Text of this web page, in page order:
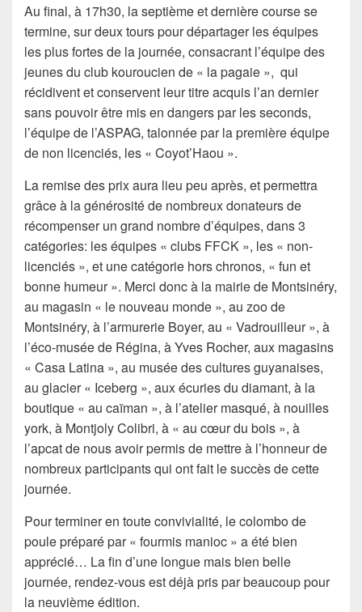
Au final, à 17h30, la septième et dernière course se
termine, sur deux tours pour départager les équipes
les plus fortes de la journée, consacrant l’équipe des
jeunes du club kouroucien de « la pagaie », qui
récidivent et conservent leur titre acquis l’an dernier
sans pouvoir être mis en dangers par les seconds,
l’équipe de l’ASPAG, talonnée par la première équipe
de non licenciés, les « Coyot’Haou ».
La remise des prix aura lieu peu après, et permettra
grâce à la générosité de nombreux donateurs de
récompenser un grand nombre d’équipes, dans 3
catégories: les équipes « clubs FFCK », les « non-
licenciés », et une catégorie hors chronos, « fun et
bonne humeur ». Merci donc à la mairie de Montsinéry,
au magasin « le nouveau monde », au zoo de
Montsinéry, à l’armurerie Boyer, au « Vadrouilleur », à
l’éco-musée de Régina, à Yves Rocher, aux magasins
« Casa Latina », au musée des cultures guyanaises,
au glacier « Iceberg », aux écuries du diamant, à la
boutique « au caïman », à l’atelier masqué, à nouilles
york, à Montjoly Colibri, à « au cœur du bois », à
l’apcat de nous avoir permis de mettre à l’honneur de
nombreux participants qui ont fait le succès de cette
journée.
Pour terminer en toute convivialité, le colombo de
poule préparé par « fourmis manioc » a été bien
apprécié… La fin d’une longue mais bien belle
journée, rendez-vous est déjà pris par beaucoup pour
la neuvième édition.